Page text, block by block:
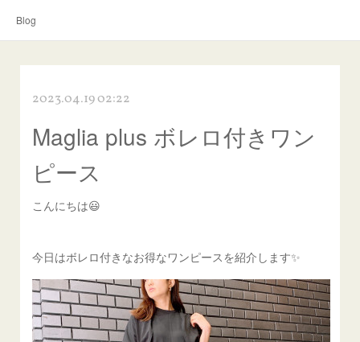
Blog
2023.04.19 02:22
Maglia plus ボレロ付きワン
ピース
こんにちは😃
今日はボレロ付きなお得なワンピースを紹介します✨